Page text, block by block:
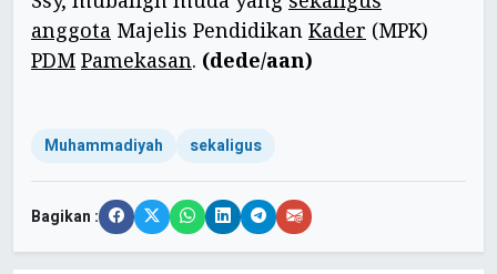
anggota Majelis Pendidikan Kader (MPK)
PDM Pamekasan. (dede/aan)
Muhammadiyah sekaligus
Bagikan :